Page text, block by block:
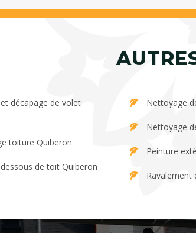
toiture Quiberon
de toit Quiberon
Nettoyage
Nettoyage
Peinture
Ravalement